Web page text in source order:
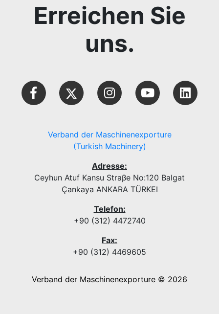
Erreichen Sie
uns.
Verband der Maschinenexporture
(Turkish Machinery)
Adresse:
Ceyhun Atuf Kansu Straβe No:120 Balgat
Çankaya ANKARA TÜRKEI
Telefon:
+90 (312) 4472740
Fax:
+90 (312) 4469605
Verband der Maschinenexporture © 2026